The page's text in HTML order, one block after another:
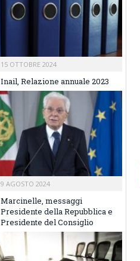
15 OTTOBRE 2024
Inail, Relazione annuale 2023
9 AGOSTO 2024
Marcinelle, messaggi
Presidente della Repubblica e
Presidente del Consiglio